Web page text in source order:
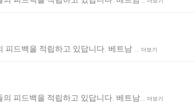
피드백을 적립하고 있답니다. 베트남 … 더보기
의 피드백을 적립하고 있답니다. 베트남… 더보기